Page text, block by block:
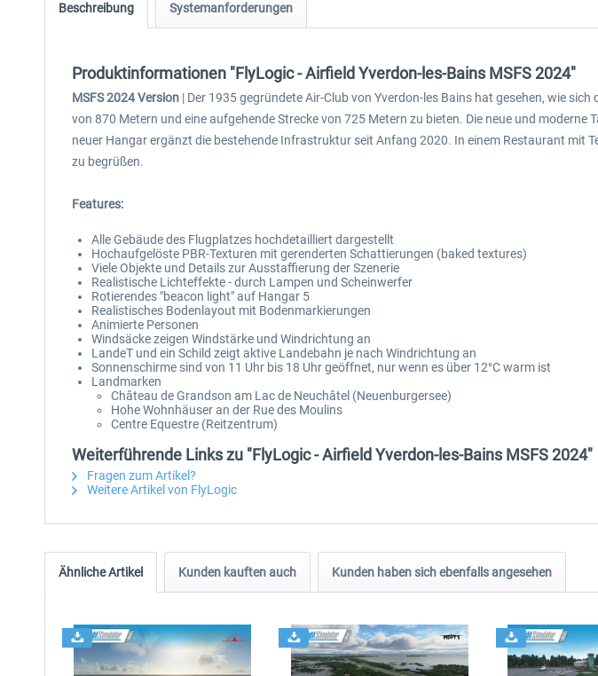
Beschreibung Systemanforderungen
Produktinformationen "FlyLogic - Airfield Yverdon-les-Bains MSFS 2024"
MSFS 2024 Version | Der 1935 gegründete Air-Club von Yverdon-les Bains hat gesehen, wie
von 870 Metern und eine aufgehende Strecke von 725 Metern zu bieten. Die neue und
neuer Hangar ergänzt die bestehende Infrastruktur seit Anfang 2020. In einem Restaurant mit
zu begrüßen.
Features:
Alle Gebäude des Flugplatzes hochdetailliert dargestellt
Hochaufgelöste PBR-Texturen mit gerenderten Schattierungen (baked textures)
Viele Objekte und Details zur Ausstaffierung der Szenerie
Realistische Lichteffekte - durch Lampen und Scheinwerfer
Rotierendes "beacon light" auf Hangar 5
Realistisches Bodenlayout mit Bodenmarkierungen
Animierte Personen
Windsäcke zeigen Windstärke und Windrichtung an
LandeT und ein Schild zeigt aktive Landebahn je nach Windrichtung an
Sonnenschirme sind von 11 Uhr bis 18 Uhr geöffnet, nur wenn es über 12°C warm ist
Landmarken
Château de Grandson am Lac de Neuchâtel (Neuenburgersee)
Hohe Wohnhäuser an der Rue des Moulins
Centre Equestre (Reitzentrum)
Weiterführende Links zu "FlyLogic - Airfield Yverdon-les-Bains MSFS 2024"
Fragen zum Artikel?
Weitere Artikel von FlyLogic
Ähnliche Artikel Kunden kauften auch Kunden haben sich ebenfalls angesehen